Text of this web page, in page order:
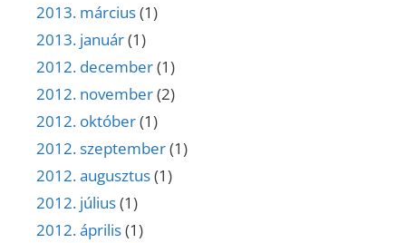
2013. március(1)
2013. január(1)
2012. december(1)
2012. november(2)
2012. október(1)
2012. szeptember(1)
2012. augusztus(1)
2012. július(1)
2012. április(1)